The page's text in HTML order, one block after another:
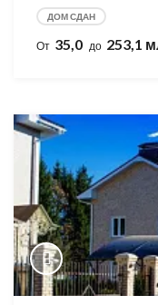
ДОМ СДАН
От 35,0 до 253,1